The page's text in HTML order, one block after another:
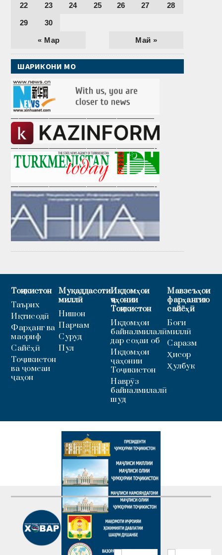
« Мар Май »
22 23 24 25 26 27 28
29 30
ШАРИКОНИ МО
———————————————————
———————————————————-
———————————————————-
Тоҷикистон
Таърих
Иқтисодӣ
Фарҳанг ва
маориф
Сайёҳӣ
Тоҷикистон
ва ҷомеаи
ҷаҳон
Муқаддасоти
миллӣ
Нишон
Парчам
Суруд
Пул
Иқдомҳои
ҷаҳонии
Тоҷикистон
Иқдомҳои
байналмилалӣ
дар соҳаи об
Иқдомҳои
ҷаҳонии
Тоҷикистон
Наврӯз
байналмилалӣ
шуд
Мавзеъҳои
фарҳангию
сайёҳӣ
Боғи
миллӣ
Саразм
Ҳисор
Ҳулбук